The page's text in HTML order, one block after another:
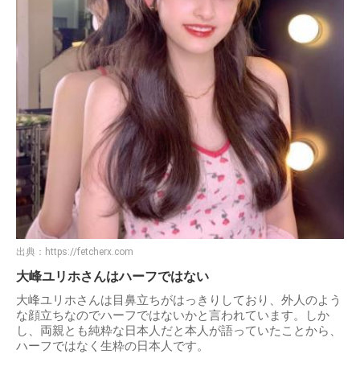
出典： https://fetcherx.com
大峰ユリホさんはハーフではない
大峰ユリホさんは目鼻立ちがはっきりしており、外人のよう
な顔立ちなのでハーフではないかと言われています。しか
し、両親とも純粋な日本人だと本人が語っていたことから、
ハーフではなく生粋の日本人です。